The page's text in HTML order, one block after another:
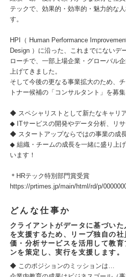
テックで、効果的・効率的・魅力的な
す。
HPI（ Human Performance
Design ）に沿った、これまでにないデ
ローチで、一部上場企業・グローバル
上げてきました。
そして今後の更なる事業拡大のため、
トナー候補の「コンサルタント」を募集
◆ スペシャリストとして新たなキャリ
◆ ITサービスの開発やデータ分析、リ
◆ スタートアップならではの事業の成
◆ 組織・チームの成長を一緒に盛り上
います！
＊HRテック特別部門賞受賞
https://prtimes.jp/main/html/rd/p/
どんな仕事か
クライアントがデータに基づい
を支援するため、リープ独自の
価・分析サービスを活用して教
ンを策定し、実行を支援します。
◆ このポジションのミッションは…